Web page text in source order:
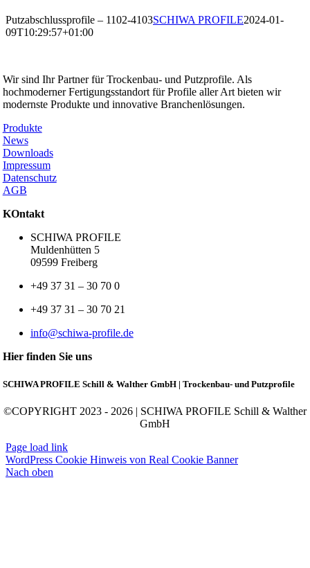
Putzabschlussprofile – 1102-4103SCHIWA PROFILE2024-01-
09T10:29:57+01:00
Wir sind Ihr Partner für Trockenbau- und Putzprofile. Als
hochmoderner Fertigungsstandort für Profile aller Art bieten wir
modernste Produkte und innovative Branchenlösungen.
Produkte
News
Downloads
Impressum
Datenschutz
AGB
KOntakt
SCHIWA PROFILE
Muldenhütten 5
09599 Freiberg
+49 37 31 – 30 70 0
+49 37 31 – 30 70 21
info@schiwa-profile.de
Hier finden Sie uns
SCHIWA PROFILE Schill & Walther GmbH | Trockenbau- und Putzprofile
©COPYRIGHT 2023 - 2026 | SCHIWA PROFILE Schill & Walther
GmbH
Page load link
WordPress Cookie Hinweis von Real Cookie Banner
Nach oben